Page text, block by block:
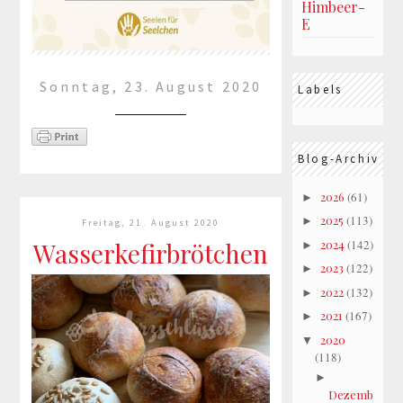
Sonntag, 23. August 2020
Patenschaft
einem Hund ein Zuhause
geben, doch man könnte wie ich
z. B. eine Patenschaft
übernehmen.Oder vielleicht hat
sich doch jemand in Tommy
verliebt und möchte ihm ei...
mehr lesen »
Freitag, 21. August 2020
Wasserkefirbrötchen
Himbeer-
E
Labels
Blog-Archiv
► 2026 (61)
► 2025 (113)
► 2024(142)
► 2023 (122)
► 2022(132)
► 2021 (167)
▼ 2020
(118)
►
Dezemb